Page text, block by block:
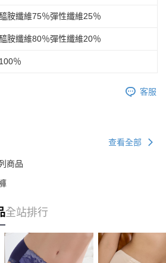
胺纖維75％彈性纖維25％
胺纖維80％彈性纖維20％
％
客服
查看全部
商品
全站排行